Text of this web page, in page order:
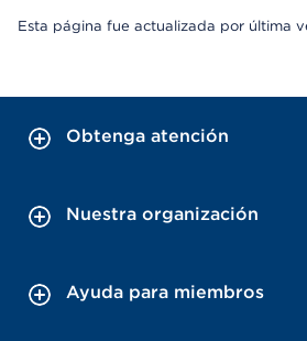
Esta página fue actualizada por última
Obtenga atención
Nuestra organización
Ayuda para miembros